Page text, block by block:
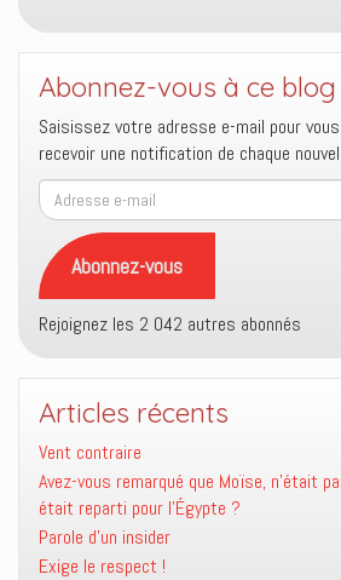
Abonnez-vous à ce
Saisissez votre adresse e-mail pour
recevoir une notification de chaque
Adresse
e-
mail
Abonnez-vous
Rejoignez les 2 042 autres abonnés
Articles récents
Vent contraire
Avez-vous remarqué que Moïse, n’était
était reparti pour l’Égypte ?
Parole d’un insider
Exige le respect !